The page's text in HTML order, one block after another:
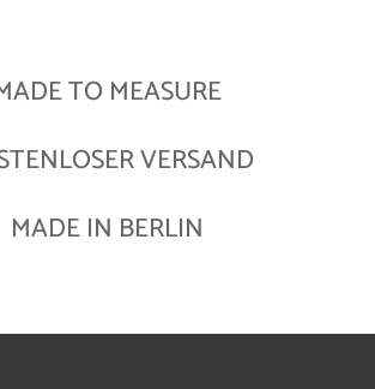
TO MEASURE
VERSAND
MADE IN BERLIN